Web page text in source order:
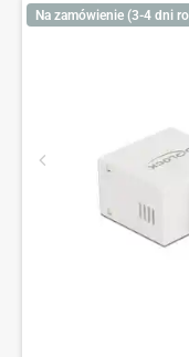
Na zamówienie (3-4 dni